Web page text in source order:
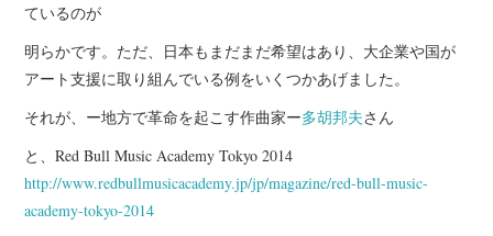
ているのが
明らかです。ただ、日本もまだまだ希望はあり、大企業や国が
アート支援に取り組んでいる例をいくつかあげました。
それが、ー地方で革命を起こす作曲家ー多胡邦夫さん
と、Red Bull Music Academy Tokyo 2014
http://www.redbullmusicacademy.jp/jp/magazine/red-bull-music-
academy-tokyo-2014